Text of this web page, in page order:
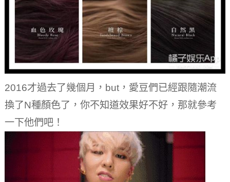
2016才過去了幾個月，but，愛豆們已經跟隨潮流
換了N種顏色了，你不知道效果好不好，那就參考
一下他們吧！